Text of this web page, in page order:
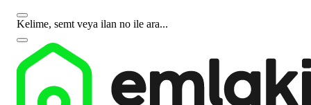
Kelime, semt veya ilan no ile ara...